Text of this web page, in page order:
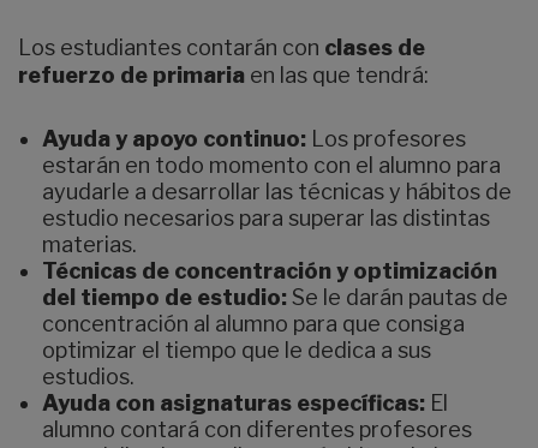
Los estudiantes contarán con clases de
refuerzo de primaria en las que tendrá:
Ayuda y apoyo continuo: Los profesores
estarán en todo momento con el alumno para
ayudarle a desarrollar las técnicas y hábitos de
estudio necesarios para superar las distintas
materias.
Técnicas de concentración y optimización
del tiempo de estudio:Se le darán pautas de
concentración al alumno para que consiga
optimizar el tiempo que le dedica a sus
estudios.
Ayuda con asignaturas específicas: El
alumno contará con diferentes profesores